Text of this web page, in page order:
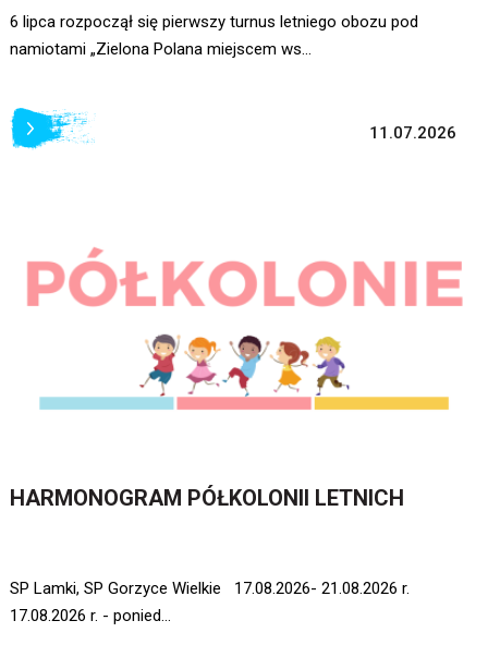
11.07.2026
6 lipca rozpoczął się pierwszy turnus letniego obozu pod
namiotami „Zielona Polana miejscem ws...
HARMONOGRAM PÓŁKOLONII LETNICH
SP Lamki, SP Gorzyce Wielkie 17.08.2026- 21.08.2026 r.
17.08.2026 r. - ponied...